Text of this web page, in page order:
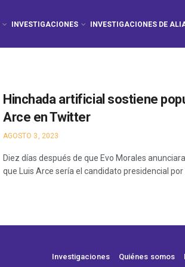
INVESTIGACIONES INVESTIGACIONES DE
Hinchada artificial sostiene
Arce en Twitter
AGOSTO 3, 2023
Diez días después de que Evo Morales
que Luis Arce sería el candidato presidencial por
Investigaciones Quiénes somos